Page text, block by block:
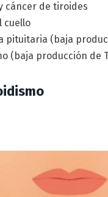
cáncer de tiroides
cuello
pituitaria (baja
(baja producción de